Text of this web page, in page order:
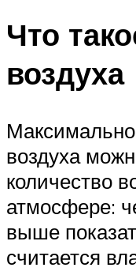
Что
воздуха
воздуха
количество
атмосфере:
выше
считается